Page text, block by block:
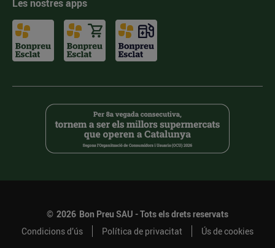
Les nostres apps
© 2026 Bon Preu SAU - Tots els drets reservats
Condicions d’ús
Política de privacitat Ús de cookies